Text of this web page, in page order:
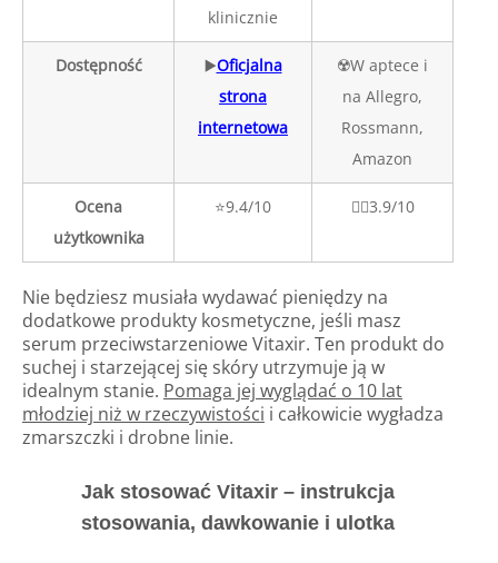
klinicznie
Dostępność ▶️Oficjalna
strona
internetowa
☢️W aptece i
na Allegro,
Rossmann,
Amazon
Ocena
użytkownika
⭐️9.4/10 👎🏼3.9/10
Nie będziesz musiała wydawać pieniędzy na
dodatkowe produkty kosmetyczne, jeśli masz
serum przeciwstarzeniowe Vitaxir. Ten produkt do
suchej i starzejącej się skóry utrzymuje ją w
idealnym stanie. Pomaga jej wyglądać o 10 lat
młodziej niż w rzeczywistości i całkowicie wygładza
zmarszczki i drobne linie.
Jak stosować Vitaxir – instrukcja
stosowania, dawkowanie i ulotka